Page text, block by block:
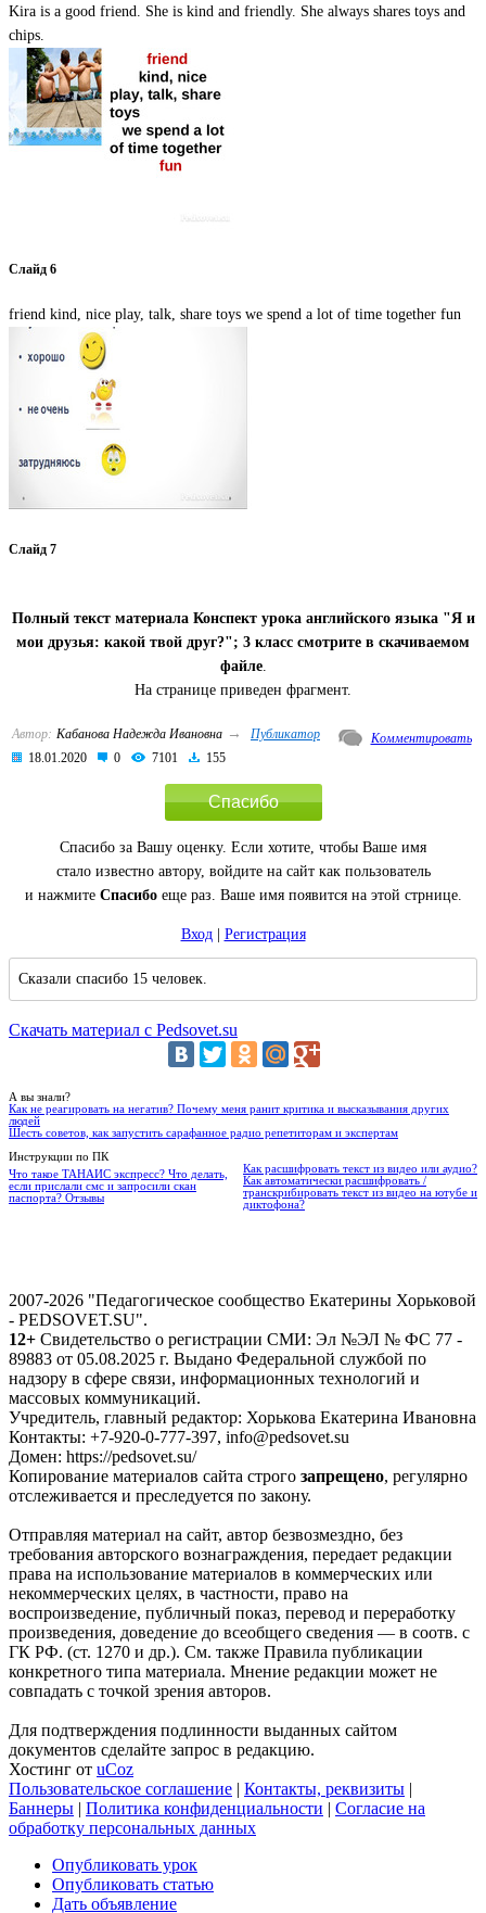
Kira is a good friend. She is kind and friendly. She always shares toys and
chips.
Слайд 6
friend kind, nice play, talk, share toys we spend a lot of time together fun
Слайд 7
Полный текст материала Конспект урока английского языка "Я и
мои друзья: какой твой друг?"; 3 класс смотрите в скачиваемом
файле.
На странице приведен фрагмент.
Автор: Кабанова Надежда Ивановна →
Публикатор
18.01.2020
0 7101 155
Комментировать
Спасибо
Спасибо за Вашу оценку. Если хотите, чтобы Ваше имя
стало известно автору, войдите на сайт как пользователь
и нажмите Спасибоеще раз. Ваше имя появится на этой стрнице.
Вход| Регистрация
Сказали спасибо 15 человек.
Скачать материал с Pedsovet.su
А вы знали?
Как не реагировать на негатив? Почему меня ранит критика и высказывания других
людей
Шесть советов, как запустить сарафанное радио репетиторам и экспертам
Инструкции по ПК
Что такое ТАНАИС экспресс? Что делать,
если прислали смс и запросили скан
паспорта? Отзывы
Как расшифровать текст из видео или аудио?
Как автоматически расшифровать /
транскрибировать текст из видео на ютубе и
диктофона?
2007-2026 "Педагогическое сообщество Екатерины Хорьковой
- PEDSOVET.SU".
12+ Свидетельство о регистрации СМИ: Эл №ЭЛ № ФС 77 -
89883 от 05.08.2025 г. Выдано Федеральной службой по
надзору в сфере связи, информационных технологий и
массовых коммуникаций.
Учредитель, главный редактор: Хорькова Екатерина Ивановна
Контакты: +7-920-0-777-397, info@pedsovet.su
Домен: https://pedsovet.su/
Копирование материалов сайта строго запрещено, регулярно
отслеживается и преследуется по закону.
Отправляя материал на сайт, автор безвозмездно, без
требования авторского вознаграждения, передает редакции
права на использование материалов в коммерческих или
некоммерческих целях, в частности, право на
воспроизведение, публичный показ, перевод и переработку
произведения, доведение до всеобщего сведения — в соотв. с
ГК РФ. (ст. 1270 и др.). См. также Правила публикации
конкретного типа материала. Мнение редакции может не
совпадать с точкой зрения авторов.
Для подтверждения подлинности выданных сайтом
документов сделайте запрос в редакцию.
Хостинг от uCoz
Пользовательское соглашение | Контакты, реквизиты |
Баннеры | Политика конфиденциальности | Согласие на
обработку персональных данных
Опубликовать урок
Опубликовать статью
Дать объявление